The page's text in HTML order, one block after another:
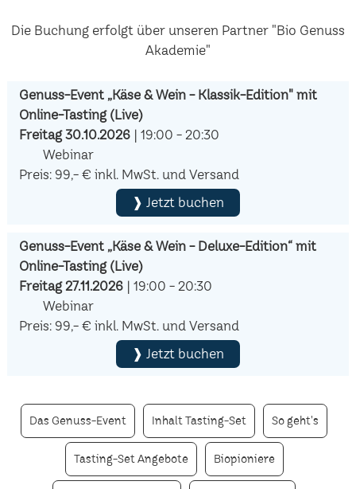
Die Buchung erfolgt über unseren Partner "Bio Genuss
Akademie"
Genuss-Event „Käse & Wein - Klassik-Edition" mit
Online-Tasting (Live)
Freitag 30.10.2026| 19:00 - 20:30
Webinar
Preis: 99,- € inkl. MwSt. und Versand
❱ Jetzt buchen
Genuss-Event „Käse & Wein - Deluxe-Edition“ mit
Online-Tasting (Live)
Freitag 27.11.2026| 19:00 - 20:30
Webinar
Preis: 99,- € inkl. MwSt. und Versand
❱ Jetzt buchen
Das Genuss-Event Inhalt Tasting-Set So geht's
Tasting-Set Angebote Biopioniere